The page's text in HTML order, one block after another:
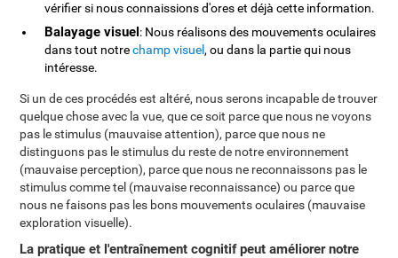
vérifier si nous connaissions d'ores et déjà cette information.
Balayage visuel: Nous réalisons des mouvements oculaires
dans tout notrechamp visuel , ou dans la partie qui nous
intéresse.
Si un de ces procédés est altéré, nous serons incapable de trouver
quelque chose avec la vue, que ce soit parce que nous ne voyons
pas le stimulus (mauvaise attention), parce que nous ne
distinguons pas le stimulus du reste de notre environnement
(mauvaise perception), parce que nous ne reconnaissons pas le
stimulus comme tel (mauvaise reconnaissance) ou parce que
nous ne faisons pas les bons mouvements oculaires (mauvaise
exploration visuelle).
La pratique et l'entraînement cognitif peut améliorer notre